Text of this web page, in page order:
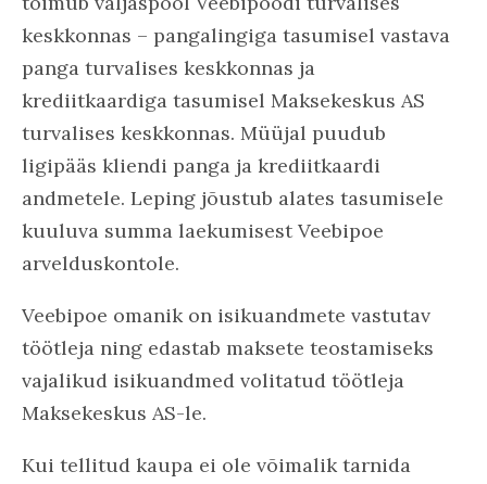
keskkonnas – pangalingiga tasumisel vastava
panga turvalises keskkonnas ja
krediitkaardiga tasumisel Maksekeskus AS
turvalises keskkonnas. Müüjal puudub
ligipääs kliendi panga ja krediitkaardi
andmetele. Leping jõustub alates tasumisele
kuuluva summa laekumisest Veebipoe
arvelduskontole.
Veebipoe omanik on isikuandmete vastutav
töötleja ning edastab maksete teostamiseks
vajalikud isikuandmed volitatud töötleja
Maksekeskus AS-le.
Kui tellitud kaupa ei ole võimalik tarnida